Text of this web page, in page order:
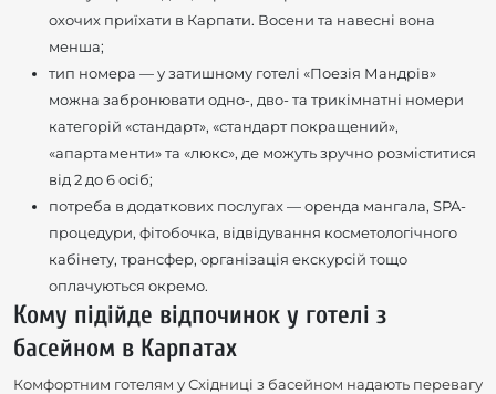
охочих приїхати в Карпати. Восени та навесні вона
менша;
тип номера — у затишному готелі «Поезія Мандрів»
можна забронювати одно-, дво- та трикімнатні номери
категорій «стандарт», «стандарт покращений»,
«апартаменти» та «люкс», де можуть зручно розміститися
від 2 до 6 осіб;
потреба в додаткових послугах — оренда мангала, SPA-
процедури, фітобочка, відвідування косметологічного
кабінету, трансфер, організація екскурсій тощо
оплачуються окремо.
Кому підійде відпочинок у готелі з
басейном в Карпатах
Комфортним готелям у Східниці з басейном надають перевагу